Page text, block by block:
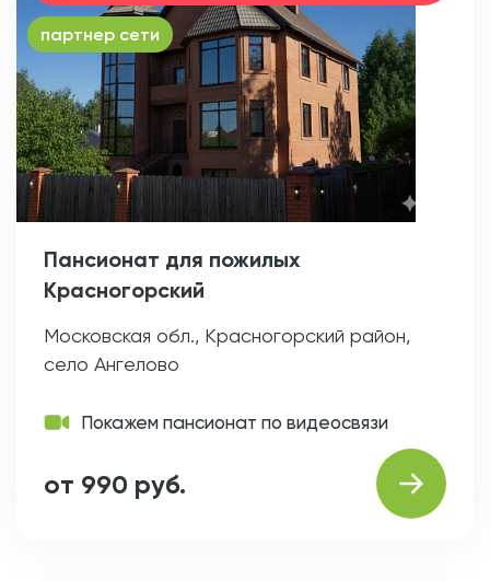
партнер сети
Пансионат для пожилых
Красногорский
Московская обл., Красногорский район,
село Ангелово
Покажем пансионат по видеосвязи
от 990 руб.